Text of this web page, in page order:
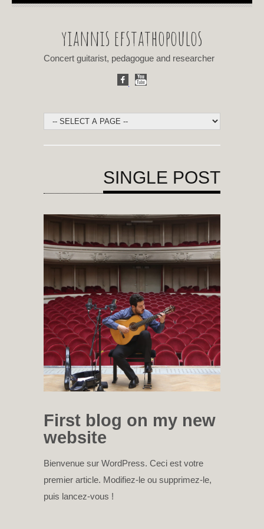
yiannis efstathopoulos
Concert guitarist, pedagogue and researcher
SINGLE POST
First blog on my new
website
Bienvenue sur WordPress. Ceci est votre
premier article. Modifiez-le ou supprimez-le,
puis lancez-vous !